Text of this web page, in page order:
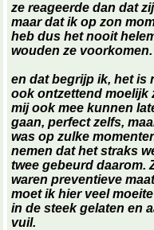
ze reageerde dan dat
maar dat ik op zon
heb dus het nooit
wouden ze voorkomen.
en dat begrijp ik, het is
ook ontzettend moelijk
mij ook mee kunnen
gaan, perfect zelfs,
was op zulke
nemen dat het straks
twee gebeurd daarom.
waren preventieve
moet ik hier veel
in de steek gelaten en
vuil.